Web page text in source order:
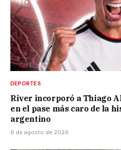
DEPORTES
River incorporó a Thiago
en el pase más caro de la
argentino
6 de agosto de 2026